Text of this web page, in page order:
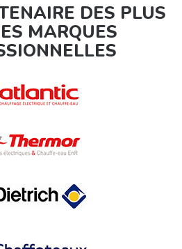
DES PLUS
MARQUES